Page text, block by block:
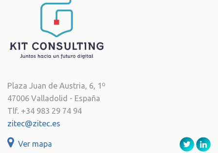
Plaza Juan de Austria, 6, 1º
47006 Valladolid - España
Tlf. +34 983 29 74 94
zitec@zitec.es
Ver mapa